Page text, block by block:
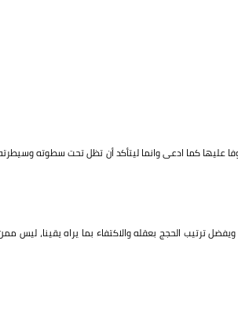
عليها كما ادعى وانما ليتأكد أن تظل تحت سطوته
ترتيب الحجج بعقله والاكتفاء بما يراه يقينا، ليس